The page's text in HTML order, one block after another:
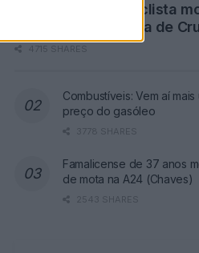
Famalicão: Motociclista
na N14 na freguesia de
4715 SHARES
Combustíveis: Vem aí
preço do gasóleo
3778 SHARES
Famalicense de 37 anos
de mota na A24 (Chaves)
2543 SHARES